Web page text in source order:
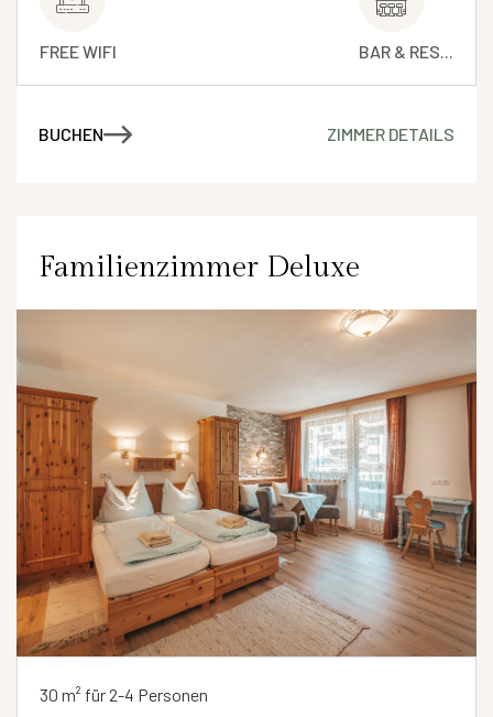
FREE WIFI BAR & RES...
BUCHEN ZIMMER DETAILS
Familienzimmer Deluxe
30 m² für 2-4 Personen